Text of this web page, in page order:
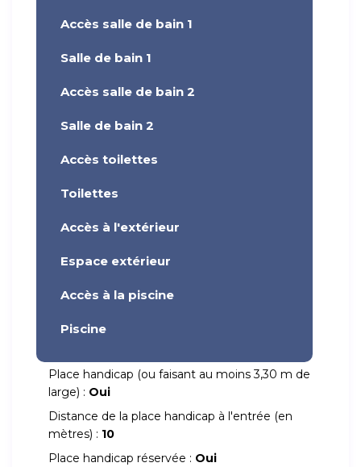
Accès salle de bain 1
Salle de bain 1
Accès salle de bain 2
Salle de bain 2
Accès toilettes
Toilettes
Accès à l'extérieur
Espace extérieur
Accès à la piscine
Piscine
Place handicap (ou faisant au moins 3,30 m de
large) : Oui
Distance de la place handicap à l'entrée (en
mètres) : 10
Place handicap réservée : Oui